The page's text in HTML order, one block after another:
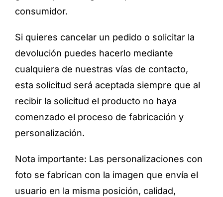
consumidor.
Si quieres cancelar un pedido o solicitar la
devolución puedes hacerlo mediante
cualquiera de nuestras vías de contacto,
esta solicitud será aceptada siempre que al
recibir la solicitud el producto no haya
comenzado el proceso de fabricación y
personalización.
Nota importante: Las personalizaciones con
foto se fabrican con la imagen que envía el
usuario en la misma posición, calidad,